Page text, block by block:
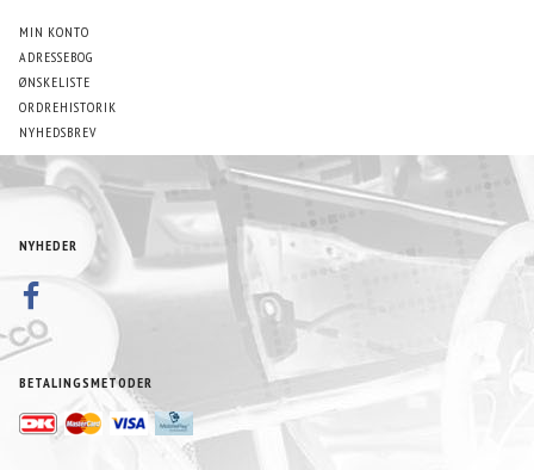
MIN KONTO
ADRESSEBOG
ØNSKELISTE
ORDREHISTORIK
NYHEDSBREV
NYHEDER
BETALINGSMETODER